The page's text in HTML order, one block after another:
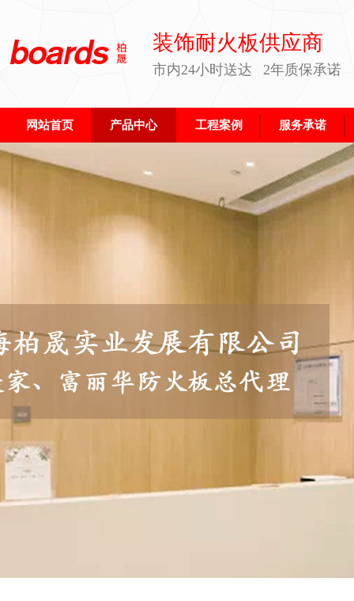
装饰耐火板供应商
市内24小时送达 2年质保承诺
网站首页 产品中心 工程案例 服务承诺